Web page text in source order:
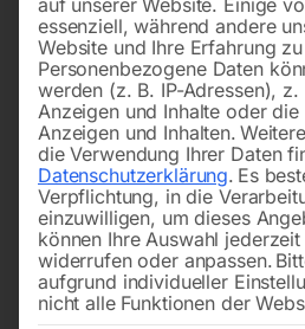
auf unserer Website. Einige
essenziell, während andere
Website und Ihre Erfahrung
Personenbezogene Daten
werden (z. B. IP-Adressen),
Anzeigen und Inhalte oder
Anzeigen und Inhalten.
die Verwendung Ihrer Daten
Datenschutzerklärung. Es
Verpflichtung, in die
einzuwilligen, um dieses
können Ihre Auswahl jederzeit
widerrufen oder anpassen.
aufgrund individueller
nicht alle Funktionen der